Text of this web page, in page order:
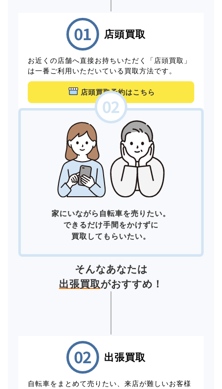
店頭買取
お近くの店舗へ直接お持ちいただく「店頭買取」
は一番ご利用いただいている買取方法です。
店頭買取予約はこちら
家にいながら自転車を売りたい。
できるだけ手間をかけずに
買取してもらいたい。
そんなあなたは
出張買取がおすすめ！
出張買取
自転車をまとめて売りたい、来店が難しいお客様